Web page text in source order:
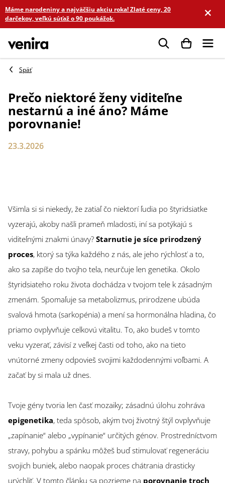
Prejsť
na
obsah
Máme narodeniny a najväčšiu akciu roka! Zlaté ceny, 20
darčekov, veľkú súťaž o 90 poukážok.
Hľadať
Prečo niektoré ženy viditeľne
nestarnú a iné áno? Máme
porovnanie!
23.3.2026
Všimla si si niekedy, že zatiaľ čo niektorí ľudia po štyridsiatke
vyzerajú, akoby našli prameň mladosti, iní sa potýkajú s
viditeľnými znakmi únavy? Starnutie je síce prirodzený
proces, ktorý sa týka každého z nás, ale jeho rýchlosť a to,
ako sa zapíše do tvojho tela, neurčuje len genetika. Okolo
štyridsiateho roku života dochádza v tvojom tele k zásadným
zmenám. Spomaľuje sa metabolizmus, prirodzene ubúda
svalová hmota (sarkopénia) a mení sa hormonálna hladina, čo
priamo ovplyvňuje celkovú vitalitu. To, ako budeš v tomto
veku vyzerať, závisí z veľkej časti od toho, ako na tieto
vnútorné zmeny odpovieš svojimi každodennými voľbami. A
začať by si mala už dnes.
Tvoje gény tvoria len časť mozaiky; zásadnú úlohu zohráva
epigenetika, teda spôsob, akým tvoj životný štýl ovplyvňuje
„zapínanie“ alebo „vypínanie“ určitých génov. Prostredníctvom
stravy, pohybu a spánku môžeš buď stimulovať regeneráciu
svojich buniek, alebo naopak proces chátrania drasticky
urýchliť. V tomto článku sa pozrieme na porovnanie troch